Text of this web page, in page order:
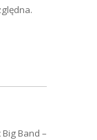
Band –